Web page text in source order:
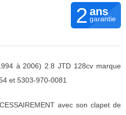
2 ans
garantie
à 2006) 2.8 JTD 128cv marque
et 5303-970-0081
avec son clapet de